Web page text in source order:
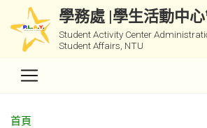
學務處 |學生活動中
Student Activity Center
Student Affairs, NTU
首頁